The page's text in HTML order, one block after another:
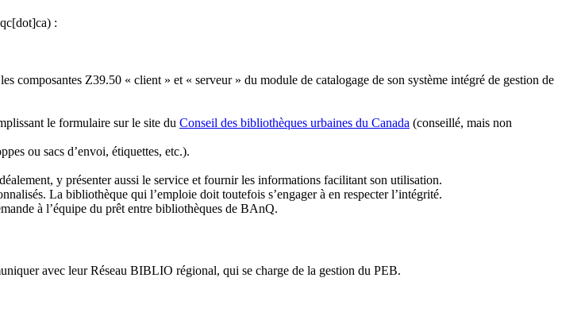
:
composantes Z39.50 « client » et « serveur » du module de catalogage de son système intégré de gestion de
le formulaire sur le site du Conseil des bibliothèques urbaines du Canada (conseillé, mais non
ou sacs d’envoi, étiquettes, etc.).
y présenter aussi le service et fournir les informations facilitant son utilisation.
La bibliothèque qui l’emploie doit toutefois s’engager à en respecter l’intégrité.
à l’équipe du prêt entre bibliothèques de BAnQ.
avec leur Réseau BIBLIO régional, qui se charge de la gestion du PEB.